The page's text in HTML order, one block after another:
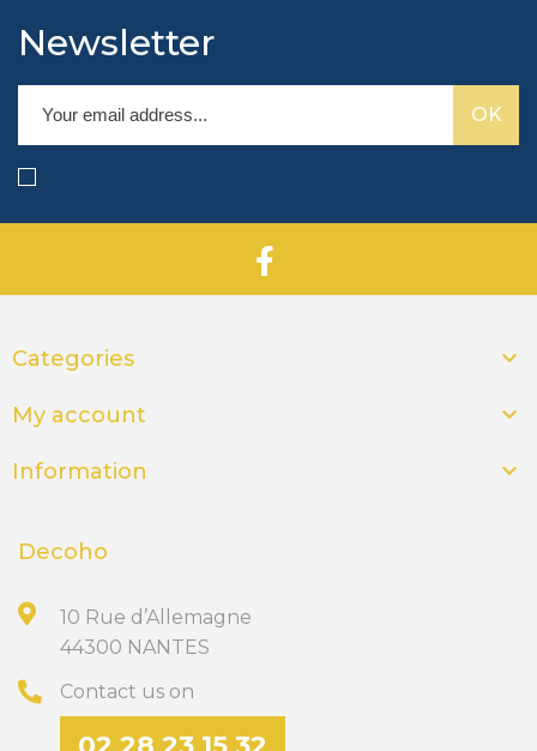
Newsletter
Categories 
My account 
Information 
Decoho
10 Rue d’Allemagne
44300 NANTES
Contact us on